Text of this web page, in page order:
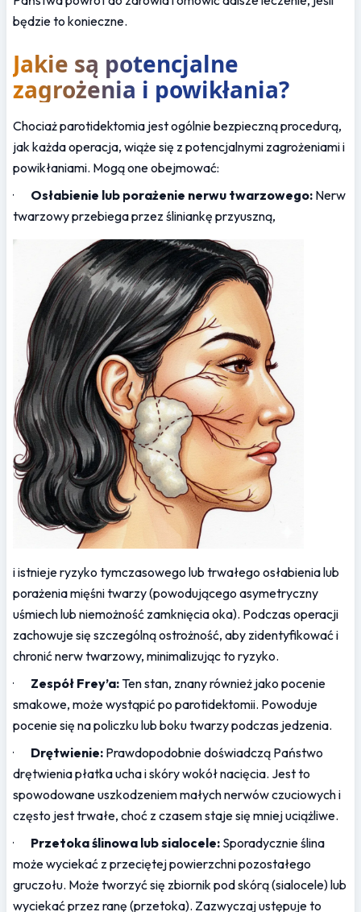
będzie to konieczne.
Jakie są potencjalne
zagrożenia i powikłania?
Chociaż parotidektomia jest ogólnie bezpieczną procedurą,
jak każda operacja, wiąże się z potencjalnymi zagrożeniami i
powikłaniami. Mogą one obejmować:
· Osłabienie lub porażenie nerwu twarzowego: Nerw
twarzowy przebiega przez śliniankę przyuszną,
i istnieje ryzyko tymczasowego lub trwałego osłabienia lub
porażenia mięśni twarzy (powodującego asymetryczny
uśmiech lub niemożność zamknięcia oka). Podczas operacji
zachowuje się szczególną ostrożność, aby zidentyfikować i
chronić nerw twarzowy, minimalizując to ryzyko.
· Zespół Frey’a: Ten stan, znany również jako pocenie
smakowe, może wystąpić po parotidektomii. Powoduje
pocenie się na policzku lub boku twarzy podczas jedzenia.
· Drętwienie: Prawdopodobnie doświadczą Państwo
drętwienia płatka ucha i skóry wokół nacięcia. Jest to
spowodowane uszkodzeniem małych nerwów czuciowych i
często jest trwałe, choć z czasem staje się mniej uciążliwe.
· Przetoka ślinowa lub sialocele: Sporadycznie ślina
może wyciekać z przeciętej powierzchni pozostałego
gruczołu. Może tworzyć się zbiornik pod skórą (sialocele) lub
wyciekać przez ranę (przetoka). Zazwyczaj ustępuje to